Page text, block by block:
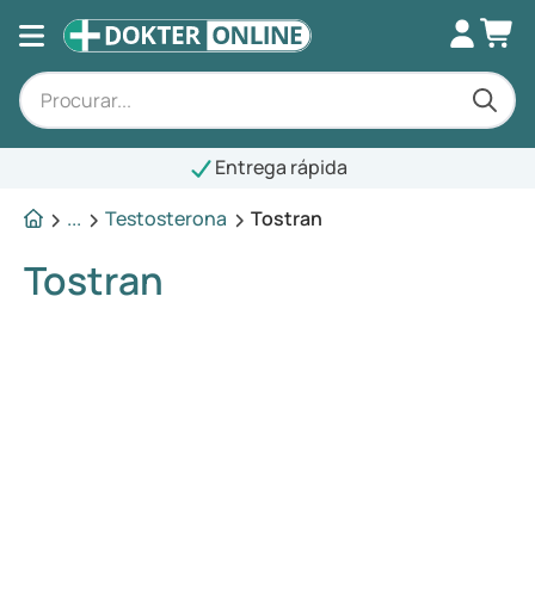
Entrega rápida
...
Testosterona Tostran
Tostran